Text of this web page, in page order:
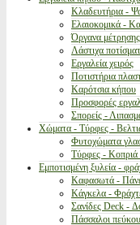
Κλαδευτήρια -
Ελαιοκομικά -
Όργανα
Λάστιχα
Εργαλεία χειρός
Ποτιστήρια
Καρότσια κήπου
Προσφορές
Σπορείς -
Χώματα - Τύρφες -
Φυτοχώματα
Τύρφες - Κοπριά
Εμποτισμένη ξυλεία -
Καφασωτά -
Κάγκελα -
Σανίδες Deck -
Πάσσαλοι